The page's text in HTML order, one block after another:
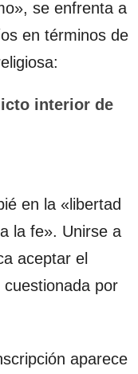
se enfrenta a
en términos de
interior de
en la «libertad
la fe». Unirse a
aceptar el
cuestionada por
aparece